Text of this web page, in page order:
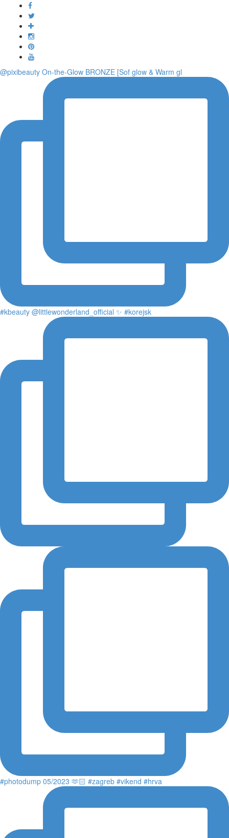
@pixibeauty On-the-Glow BRONZE [Sof glow & Warm gl
#kbeauty @littlewonderland_official ✨ #korejsk
#photodump 05/2023 🫶🏻 #zagreb #vikend #hrva